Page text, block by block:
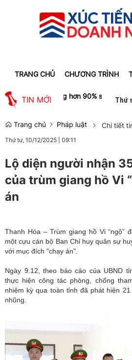
TRANG CHỦ CHƯƠNG TRÌNH
TIN MỚI
bằng lần nhưng hơn 90% số này lạiThứ
Trang chủ Pháp luật Chi tiết
Thứ tư, 10/12/2025 09:11
Lộ diện người nhận
của trùm giang hồ Vi
án
Thanh Hóa – Trùm giang hồ Vi “ngộ”
một cựu cán bộ Ban Chỉ huy quân sự
với mục đích "chạy án".
Ngày 9.12, theo báo cáo của UBND
thực hiện công tác phòng, chống
nhiệm kỳ qua toàn tỉnh đã phát hiện
nhũng.